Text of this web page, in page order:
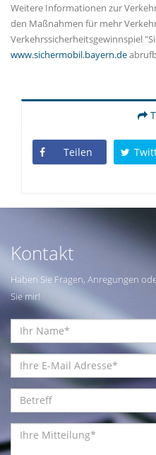
Weitere Informationen zur
den Maßnahmen für mehr
Verkehrssicherheitsgewinnspiel
www.sichermobil.bayern.de
Teilen
Kontakt
Haben Sie Fragen, Anregungen
Sie mir!